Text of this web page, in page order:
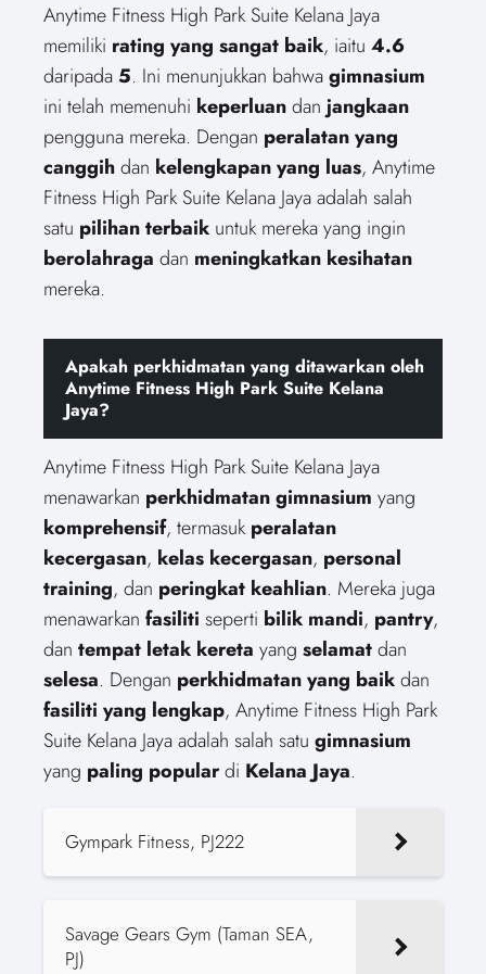
Anytime Fitness High Park Suite Kelana Jaya
memiliki rating yang sangat baik, iaitu 4.6
daripada 5. Ini menunjukkan bahwagimnasium
ini telah memenuhi keperluandanjangkaan
pengguna mereka. Dengan peralatan yang
canggihdan kelengkapan yang luas, Anytime
Fitness High Park Suite Kelana Jaya adalah salah
satu pilihan terbaik untuk mereka yang ingin
berolahraga dan meningkatkan kesihatan
mereka.
Apakah perkhidmatan yang ditawarkan oleh
Anytime Fitness High Park Suite Kelana
Jaya?
Anytime Fitness High Park Suite Kelana Jaya
menawarkan perkhidmatan gimnasium yang
komprehensif, termasuk peralatan
kecergasan, kelas kecergasan, personal
training, dan peringkat keahlian. Mereka juga
menawarkan fasiliti seperti bilik mandi, pantry,
dan tempat letak kereta yang selamatdan
selesa. Dengan perkhidmatan yang baikdan
fasiliti yang lengkap, Anytime Fitness High Park
Suite Kelana Jaya adalah salah satu gimnasium
yang paling populardi Kelana Jaya.
Gympark Fitness, PJ222
Savage Gears Gym (Taman SEA,
PJ)